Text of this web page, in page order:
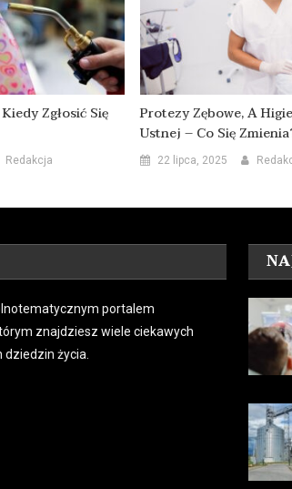
Zgłosić Się
Redakcja
Protezy Zębowe, A
Ustnej – Co Się
22 lipca, 2025
portalem
znajdziesz wiele ciekawych
dziedzin życia.